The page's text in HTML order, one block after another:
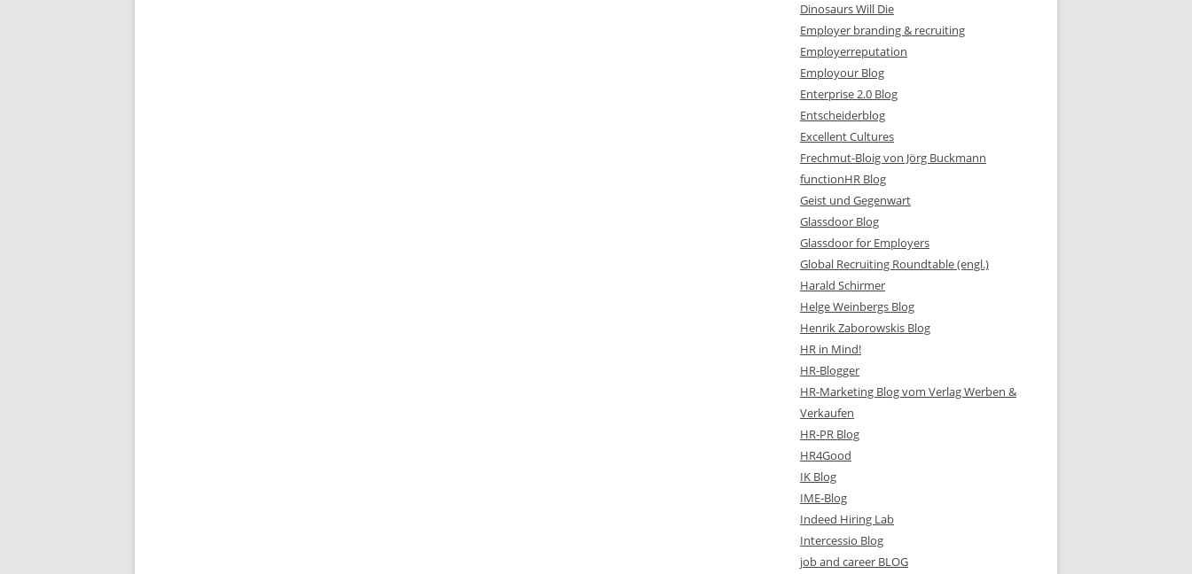
Dinosaurs Will Die
Employer branding & recruiting
Employerreputation
Employour Blog
Enterprise 2.0 Blog
Entscheiderblog
Excellent Cultures
Frechmut-Bloig von Jörg Buckmann
functionHR Blog
Geist und Gegenwart
Glassdoor Blog
Glassdoor for Employers
Global Recruiting Roundtable (engl.)
Harald Schirmer
Helge Weinbergs Blog
Henrik Zaborowskis Blog
HR in Mind!
HR-Blogger
HR-Marketing Blog vom Verlag Werben &
Verkaufen
HR-PR Blog
HR4Good
IK Blog
IME-Blog
Indeed Hiring Lab
Intercessio Blog
job and career BLOG